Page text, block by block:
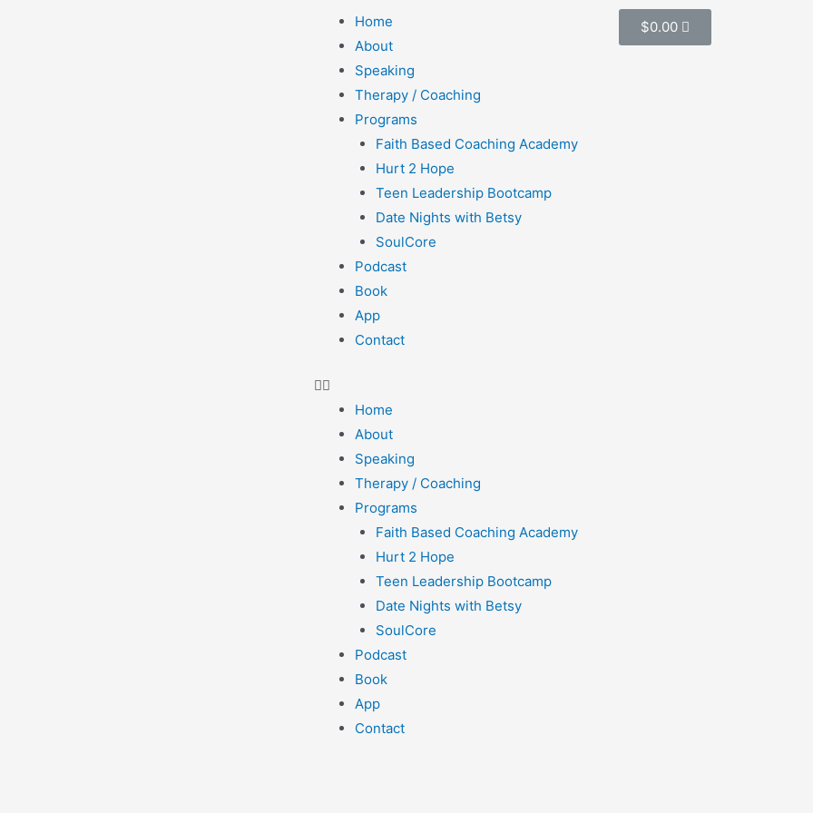
Home
About
Speaking
Therapy / Coaching
Programs
Faith Based Coaching Academy
Hurt 2 Hope
Teen Leadership Bootcamp
Date Nights with Betsy
SoulCore
Podcast
Book
App
Contact
Home
About
Speaking
Therapy / Coaching
Programs
Faith Based Coaching Academy
Hurt 2 Hope
Teen Leadership Bootcamp
Date Nights with Betsy
SoulCore
Podcast
Book
App
Contact
$0.00